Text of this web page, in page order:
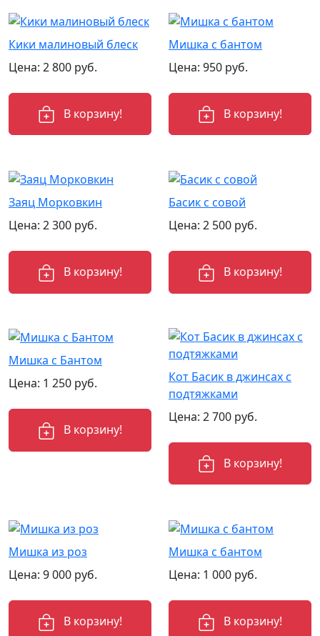
Кики малиновый блеск
Цена: 2 800 руб.
В корзину!
Мишка с бантом
Цена: 950 руб.
В корзину!
Заяц Морковкин
Цена: 2 300 руб.
В корзину!
Басик с совой
Цена: 2 500 руб.
В корзину!
Мишка с Бантом
Цена: 1 250 руб.
В корзину!
Кот Басик в джинсах с
подтяжками
Цена: 2 700 руб.
В корзину!
Мишка из роз
Цена: 9 000 руб.
В корзину!
Мишка с бантом
Цена: 1 000 руб.
В корзину!